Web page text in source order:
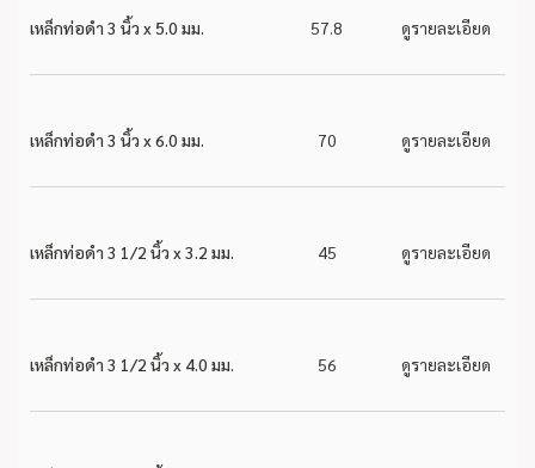
เหล็กท่อดำ 3 นิ้ว x 5.0 มม. 57.8 ดูรายละเอียด
เหล็กท่อดำ 3 นิ้ว x 6.0 มม. 70 ดูรายละเอียด
เหล็กท่อดำ 3 1/2 นิ้ว x 3.2 มม. 45 ดูรายละเอียด
เหล็กท่อดำ 3 1/2 นิ้ว x 4.0 มม. 56 ดูรายละเอียด